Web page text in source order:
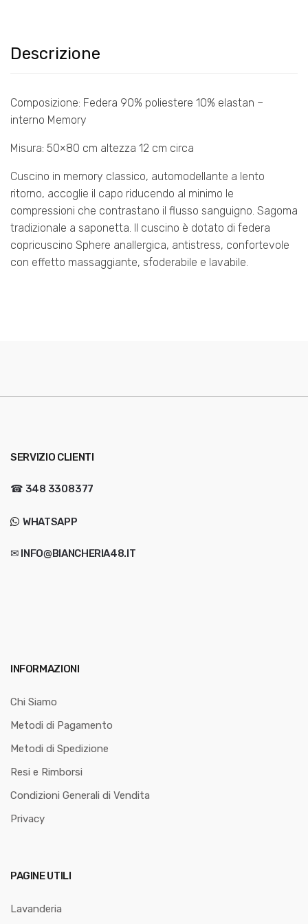
Descrizione
Composizione: Federa 90% poliestere 10% elastan –
interno Memory
Misura: 50×80 cm altezza 12 cm circa
Cuscino in memory classico, automodellante a lento
ritorno, accoglie il capo riducendo al minimo le
compressioni che contrastano il flusso sanguigno. Sagoma
tradizionale a saponetta. Il cuscino è dotato di federa
copricuscino Sphere anallergica, antistress, confortevole
con effetto massaggiante, sfoderabile e lavabile.
SERVIZIO CLIENTI
☎ 348 3308377
WHATSAPP
✉ INFO@BIANCHERIA48.IT
INFORMAZIONI
Chi Siamo
Metodi di Pagamento
Metodi di Spedizione
Resi e Rimborsi
Condizioni Generali di Vendita
Privacy
PAGINE UTILI
Lavanderia